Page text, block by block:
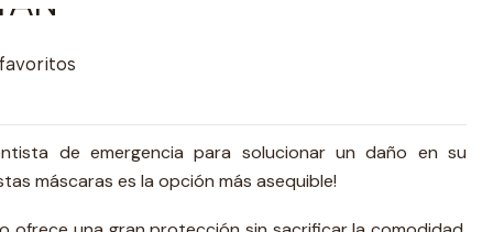
de emergencia para solucionar un daño en su
máscaras es la opción más asequible!